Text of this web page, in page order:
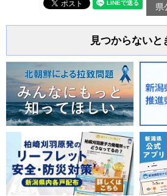
県
見つからないと